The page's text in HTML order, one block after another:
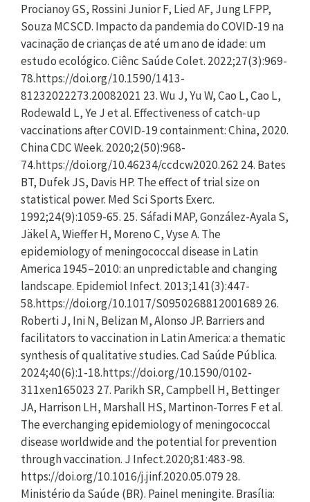
Procianoy GS, Rossini Junior F, Lied AF, Jung LFPP,
Souza MCSCD. Impacto da pandemia do COVID-19 na
vacinação de crianças de até um ano de idade: um
estudo ecológico. Ciênc Saúde Colet. 2022;27(3):969-
78.https://doi.org/10.1590/1413-
81232022273.20082021 23. Wu J, Yu W, Cao L, Cao L,
Rodewald L, Ye J et al. Effectiveness of catch-up
vaccinations after COVID-19 containment: China, 2020.
China CDC Week. 2020;2(50):968-
74.https://doi.org/10.46234/ccdcw2020.262 24. Bates
BT, Dufek JS, Davis HP. The effect of trial size on
statistical power. Med Sci Sports Exerc.
1992;24(9):1059-65. 25. Sáfadi MAP, González-Ayala S,
Jäkel A, Wieffer H, Moreno C, Vyse A. The
epidemiology of meningococcal disease in Latin
America 1945–2010: an unpredictable and changing
landscape. Epidemiol Infect. 2013;141(3):447-
58.https://doi.org/10.1017/S0950268812001689 26.
Roberti J, Ini N, Belizan M, Alonso JP. Barriers and
facilitators to vaccination in Latin America: a thematic
synthesis of qualitative studies. Cad Saúde Pública.
2024;40(6):1-18.https://doi.org/10.1590/0102-
311xen165023 27. Parikh SR, Campbell H, Bettinger
JA, Harrison LH, Marshall HS, Martinon-Torres F et al.
The everchanging epidemiology of meningococcal
disease worldwide and the potential for prevention
through vaccination. J Infect.2020;81:483-98.
https://doi.org/10.1016/j.jinf.2020.05.079 28.
Ministério da Saúde (BR). Painel meningite. Brasília: